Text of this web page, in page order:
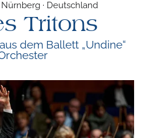
· Deutschland
Tritons
dem Ballett „Undine“